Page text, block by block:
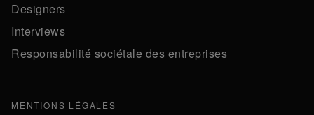
Designers
Interviews
Responsabilité sociétale des entreprises
MENTIONS LÉGALES